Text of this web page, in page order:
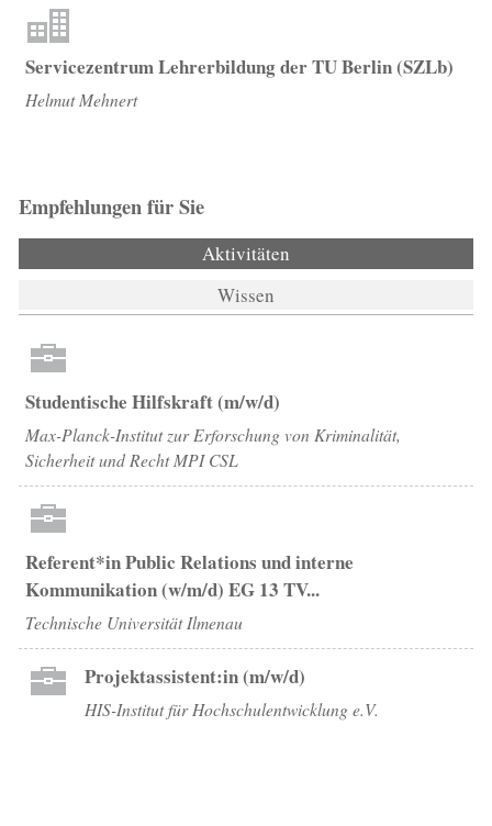
Servicezentrum Lehrerbildung der TU Berlin (SZLb)
Helmut Mehnert
Empfehlungen für Sie
Aktivitäten
Wissen
Studentische Hilfskraft (m/w/d)
Max-Planck-Institut zur Erforschung von Kriminalität,
Sicherheit und Recht MPI CSL
Referent*in Public Relations und interne
Kommunikation (w/m/d) EG 13 TV...
Technische Universität Ilmenau
Projektassistent:in (m/w/d)
HIS-Institut für Hochschulentwicklung e.V.